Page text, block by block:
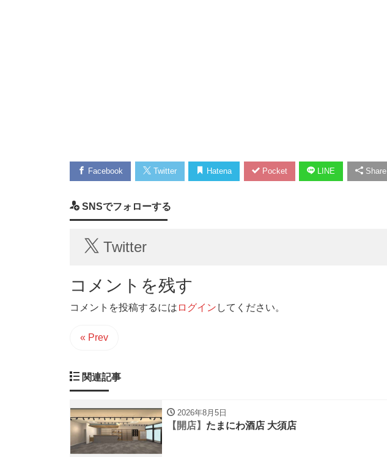
Facebook Twitter Hatena Pocket LINE Share
SNSでフォローする
Twitter
コメントを残す
コメントを投稿するには ログイン してください。
« Prev
関連記事
2026年8月5日
【開店】 たまにわ酒店 大須店